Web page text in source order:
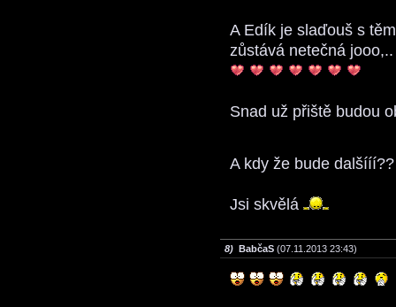
A Edík je slaďouš s
zůstává netečná
Snad už přiště budou
A kdy že bude
Jsi skvělá
8) BabčaS (07.11.2013 23:43)